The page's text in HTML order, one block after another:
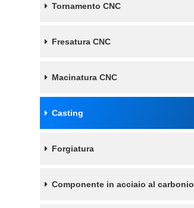
Tornamento CNC
Fresatura CNC
Macinatura CNC
Casting
Forgiatura
Componente in acciaio al carbonio